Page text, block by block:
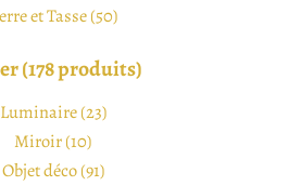
et Tasse (50)
(178 produits)
Luminaire (23)
Miroir (10)
Objet déco (91)